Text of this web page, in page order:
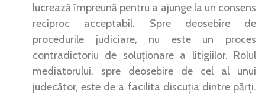
lucrează împreună pentru a ajunge la un consens
reciproc acceptabil. Spre deosebire de
procedurile judiciare, nu este un proces
contradictoriu de soluționare a litigiilor. Rolul
mediatorului, spre deosebire de cel al unui
judecător, este de a facilita discuția dintre părți.